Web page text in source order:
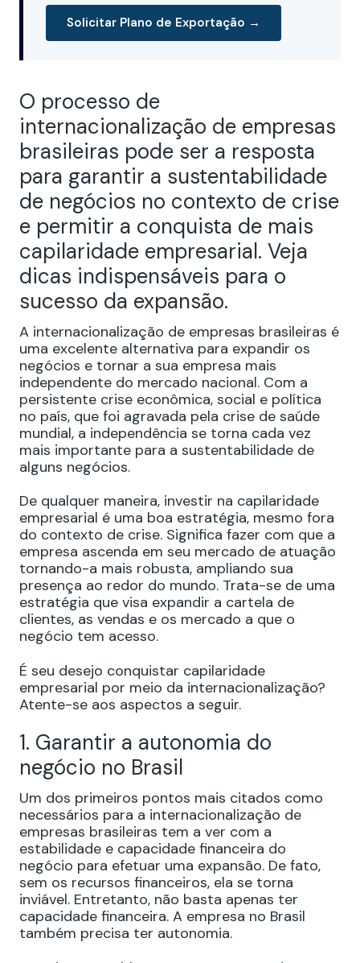
Solicitar Plano de Exportação →
O processo de
internacionalização de empresas
brasileiras pode ser a resposta
para garantir a sustentabilidade
de negócios no contexto de crise
e permitir a conquista de mais
capilaridade empresarial. Veja
dicas indispensáveis para o
sucesso da expansão.
A internacionalização de empresas brasileiras é
uma excelente alternativa para expandir os
negócios e tornar a sua empresa mais
independente do mercado nacional. Com a
persistente crise econômica, social e política
no país, que foi agravada pela crise de saúde
mundial, a independência se torna cada vez
mais importante para a sustentabilidade de
alguns negócios.
De qualquer maneira, investir na capilaridade
empresarial é uma boa estratégia, mesmo fora
do contexto de crise. Significa fazer com que a
empresa ascenda em seu mercado de atuação
tornando-a mais robusta, ampliando sua
presença ao redor do mundo. Trata-se de uma
estratégia que visa expandir a cartela de
clientes, as vendas e os mercado a que o
negócio tem acesso.
É seu desejo conquistar capilaridade
empresarial por meio da internacionalização?
Atente-se aos aspectos a seguir.
1. Garantir a autonomia do
negócio no Brasil
Um dos primeiros pontos mais citados como
necessários para a internacionalização de
empresas brasileiras tem a ver com a
estabilidade e capacidade financeira do
negócio para efetuar uma expansão. De fato,
sem os recursos financeiros, ela se torna
inviável. Entretanto, não basta apenas ter
capacidade financeira. A empresa no Brasil
também precisa ter autonomia.